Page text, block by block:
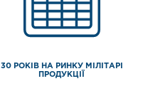
30 РОКІВ НА РИНКУ МІЛІТАРІ
ПРОДУКЦІЇ